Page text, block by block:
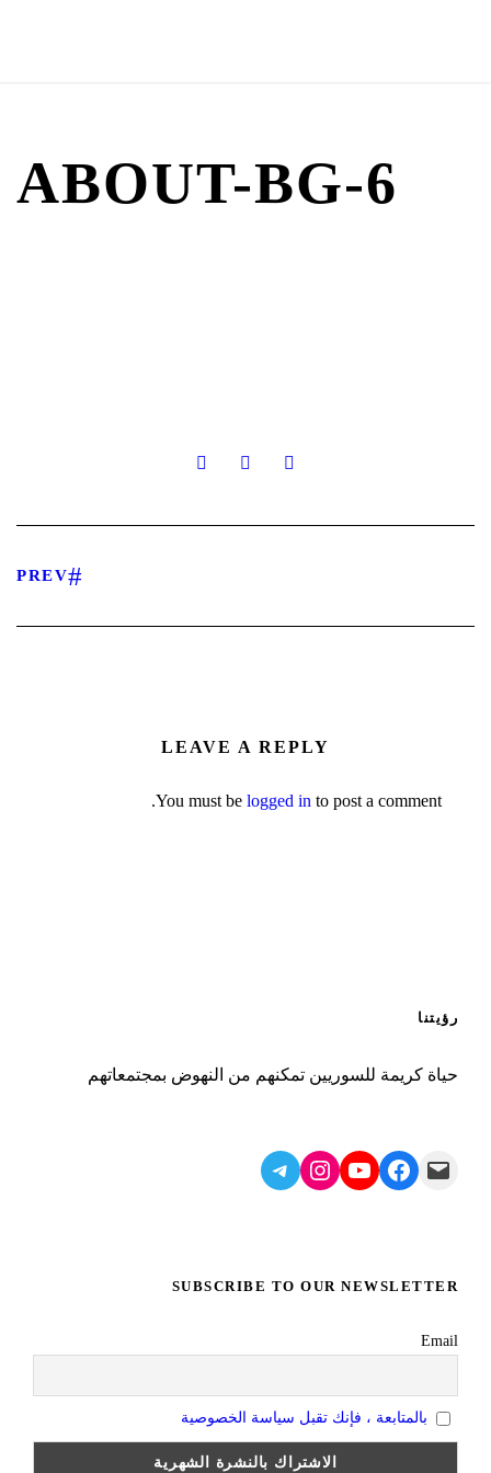
ABOUT-BG-6
PREV
LEAVE A REPLY
You must be logged in to post a comment.
رؤيتنا
حياة كريمة للسوريين تمكنهم من النهوض بمجتمعاتهم
Mail
Facebook
YouTube
Instagram
Telegram
SUBSCRIBE TO OUR NEWSLETTER
Email
بالمتابعة ، فإنك تقبل سياسة الخصوصية